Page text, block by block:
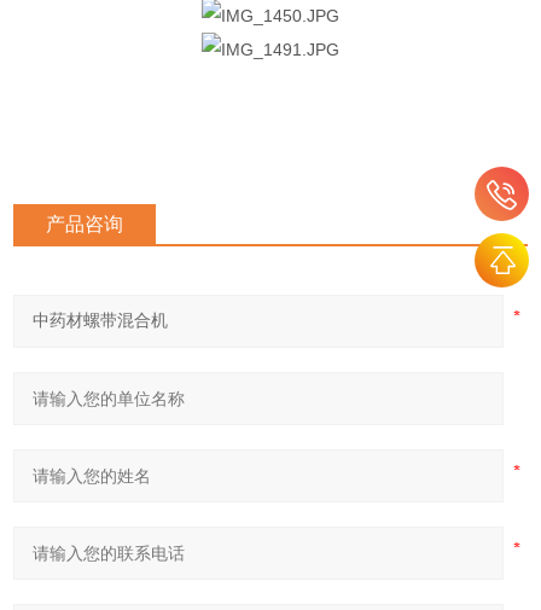
产品咨询